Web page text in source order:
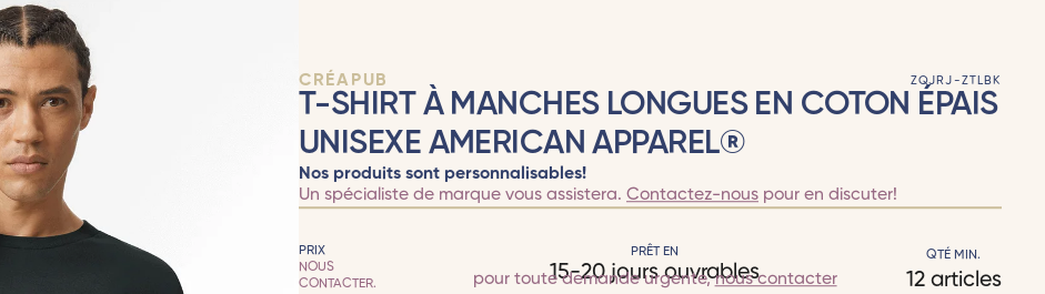
CRÉAPUB ZQJRJ-ZTLBK
T-SHIRT À MANCHES LONGUES EN COTON ÉPAIS
UNISEXE AMERICAN APPAREL®
Nos produits sont personnalisables!
Un spécialiste de marque vous assistera. Contactez-nous pour en discuter!
PRIX
NOUS
CONTACTER.
PRÊT EN
15-20 jours ouvrables
pour toute demande urgente,nous contacter
QTÉ MIN.
12 articles